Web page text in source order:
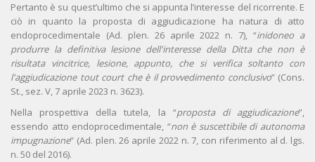
Pertanto è su quest’ultimo che si appunta l’interesse del ricorrente. E
ciò in quanto la proposta di aggiudicazione ha natura di atto
endoprocedimentale (Ad. plen. 26 aprile 2022 n. 7), “inidoneo a
produrre la definitiva lesione dell'interesse della Ditta che non è
risultata vincitrice, lesione, appunto, che si verifica soltanto con
l'aggiudicazione tout court che è il provvedimento conclusivo” (Cons.
St., sez. V, 7 aprile 2023 n. 3623).
Nella prospettiva della tutela, la “proposta di aggiudicazione”,
essendo atto endoprocedimentale, “non è suscettibile di autonoma
impugnazione” (Ad. plen. 26 aprile 2022 n. 7, con riferimento al d. lgs.
n. 50 del 2016).